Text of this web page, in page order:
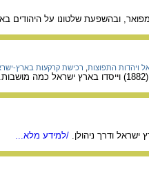
ובהשפעת שלטונו על היהודים
ויהדות התפוצות רכישת קרקעות בארץ-
ודרך ניהולן. /למידע מלא...